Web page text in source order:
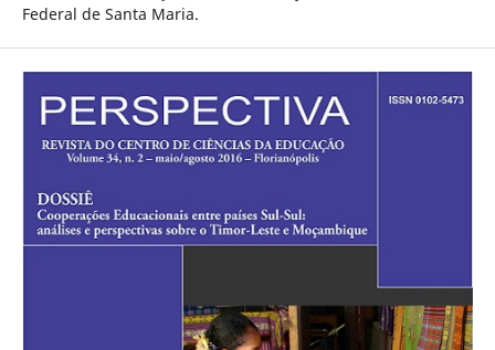
Federal de Santa Maria.